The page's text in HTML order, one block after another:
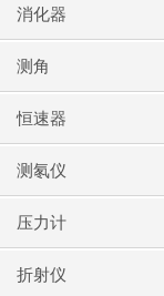
消化器
测角
恒速器
测氡仪
压力计
折射仪